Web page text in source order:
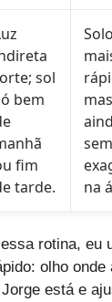
sol
bem
fim
tarde.
mas
sem
na
rotina, eu
olho onde
está e